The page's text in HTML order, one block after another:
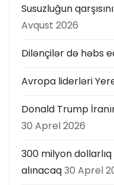
ıSusuzluğun
Avqust 2026
Dilənçilər də həbs
Avropa liderləri
Donald Trump
30 Aprel 2026
300 milyon
alınacaq30 Aprel